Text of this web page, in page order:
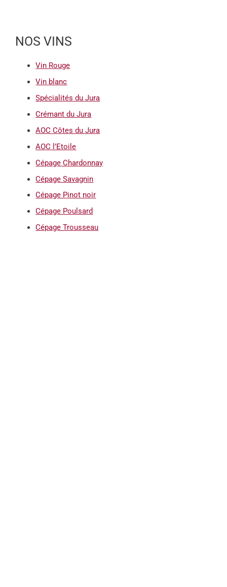
NOS VINS
Vin Rouge
Vin blanc
Spécialités du Jura
Crémant du Jura
AOC Côtes du Jura
AOC l’Etoile
Cépage Chardonnay
Cépage Savagnin
Cépage Pinot noir
Cépage Poulsard
Cépage Trousseau